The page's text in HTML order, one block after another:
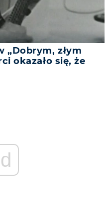
„Dobrym, złym
okazało się, że